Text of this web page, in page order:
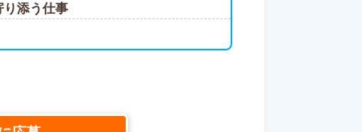
り添う仕事